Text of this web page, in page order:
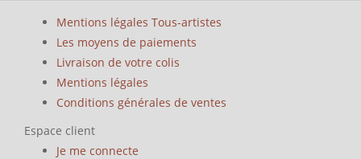
Mentions légales Tous-artistes
Les moyens de paiements
Livraison de votre colis
Mentions légales
Conditions générales de ventes
Espace client
Je me connecte